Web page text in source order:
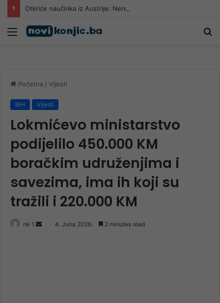
Meni
Početna / Vijesti
BiH Vijesti
Lokmićevo ministarstvo
podijelilo 450.000 KM
boračkim udruženjima i
savezima, ima ih koji su
tražili i 220.000 KM
nk 1
Send 4. Juna 2026. 2 minutes read